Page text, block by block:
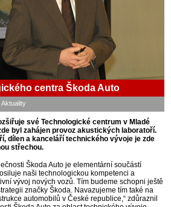
centra Škoda Auto
své Technologické centrum v Mladé
byl zahájen provoz akustických laboratoří.
dílen a kanceláří technického vývoje je zde
střechou.
Škoda Auto je elementární součástí
naši technologickou kompetenci a
vývoj nových vozů. Tím budeme schopni ještě
značky Škoda. Navazujeme tím také na
automobilů v České republice,“ zdůraznil